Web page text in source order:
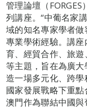
管理論壇（FORGES
列講座。“中葡名家
域的知名專家學者
專業學術經驗。講
育、經貿合作、旅
等主題，旨在為廣
造一場多元化、跨
國家發展戰略下重
澳門作為聯結中國與